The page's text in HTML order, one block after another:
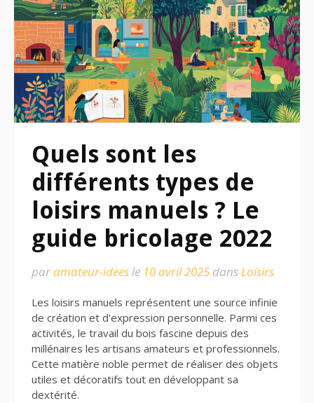
Quels sont les
différents types de
loisirs manuels ? Le
guide bricolage 2022
paramateur-ideesle 10 avril 2025 dansLoisirs
Les loisirs manuels représentent une source infinie
de création et d'expression personnelle. Parmi ces
activités, le travail du bois fascine depuis des
millénaires les artisans amateurs et professionnels.
Cette matière noble permet de réaliser des objets
utiles et décoratifs tout en développant sa
dextérité.